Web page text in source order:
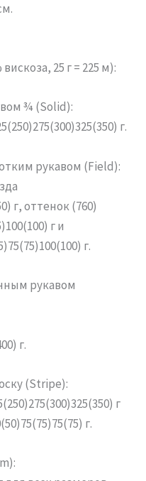
25 г = 225 м):
¾ (Solid):
г.
рукавом (Field):
г, оттенок (760)
г и
г.
рукавом
г.
(Stripe):
г
г.